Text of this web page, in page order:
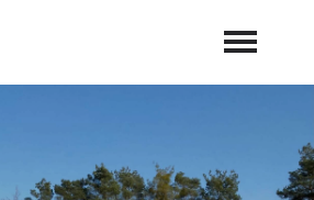
Aktuelles